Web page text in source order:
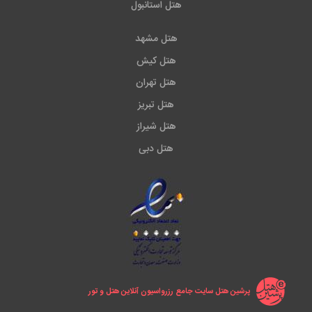
هتل استانبول
هتل مشهد
هتل کیش
هتل تهران
هتل تبریز
هتل شیراز
هتل دبی
پرشین هتل سایت جامع رزرواسیون آنلاین هتل و تور